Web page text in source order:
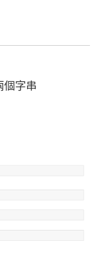
個字串